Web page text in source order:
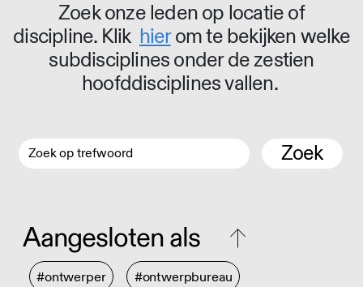
Zoek onze leden op locatie of
discipline. Klik hierom te bekijken welke
subdisciplines onder de zestien
hoofddisciplines vallen.
Zoek
Aangesloten als
#ontwerper #ontwerpbureau